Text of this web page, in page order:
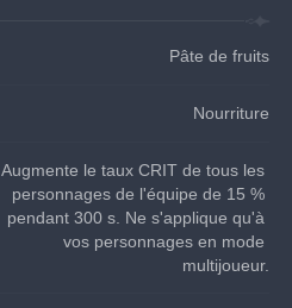
Pâte de fruits
Nourriture
Augmente le taux CRIT de tous les
personnages de l'équipe de 15 %
pendant 300 s. Ne s'applique qu'à
vos personnages en mode
multijoueur.